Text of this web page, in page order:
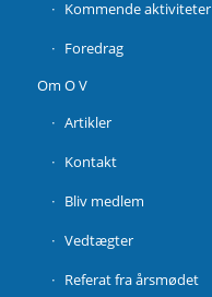
Kommende aktiviteter
Foredrag
Om O V
Artikler
Kontakt
Bliv medlem
Vedtægter
Referat fra årsmødet